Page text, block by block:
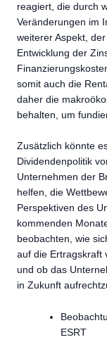
reagiert, die durch
Veränderungen im
weiterer Aspekt,
Entwicklung der
somit auch die
daher die
behalten, um
Zusätzlich könnte
Dividendenpolitik
Unternehmen der
helfen, die
Perspektiven des
kommenden
beobachten, wie
auf die Ertragskraft
und ob das
in Zukunft
ESRT